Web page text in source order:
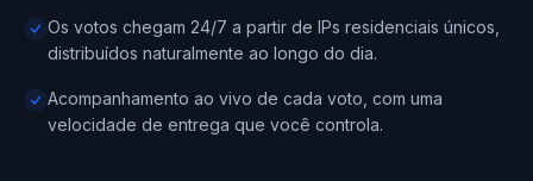
Os votos chegam 24/7 a partir de IPs residenciais únicos,
distribuídos naturalmente ao longo do dia.
Acompanhamento ao vivo de cada voto, com uma
velocidade de entrega que você controla.